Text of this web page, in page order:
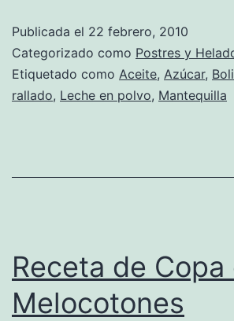
Publicada el 22 febrero, 2010
Categorizado como Postres y
Etiquetado como Aceite, Azúcar,
rallado, Leche en polvo, Mantequilla
Receta de Copa
Melocotones